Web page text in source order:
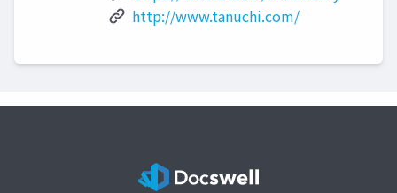
http://www.tanuchi.com/